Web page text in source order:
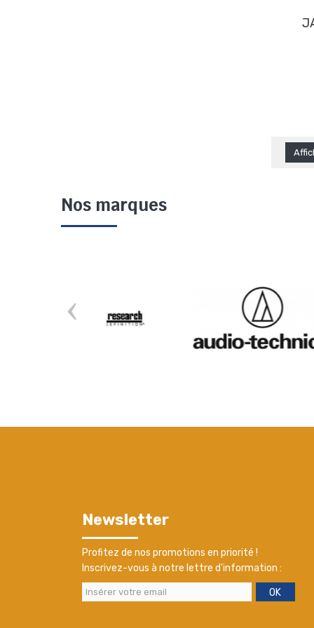
JADIS THALIE Platine
Nos marques
Newsletter
Profitez de nos promotions en priorité !
Inscrivez-vous à notre lettre d'information :
OK